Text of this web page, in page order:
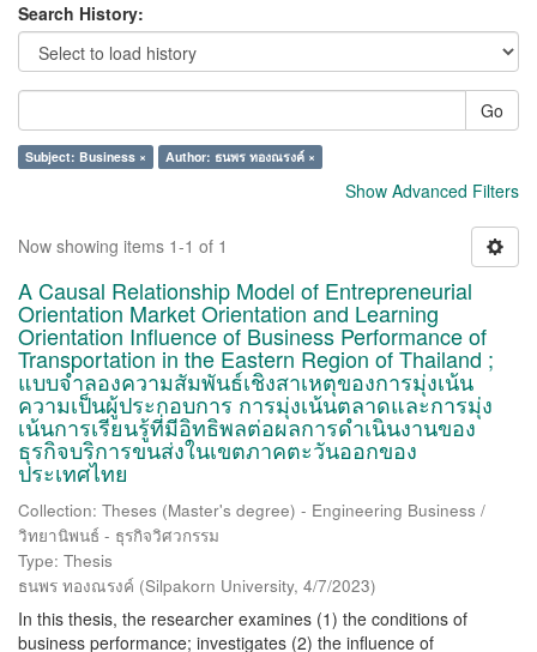
Search History:
Go
Subject: Business × Author: ธนพร ทองณรงค์ ×
Show Advanced Filters
Now showing items 1-1 of 1
A Causal Relationship Model of Entrepreneurial
Orientation Market Orientation and Learning
Orientation Influence of Business Performance of
Transportation in the Eastern Region of Thailand ;
แบบจำลองความสัมพันธ์เชิงสาเหตุของการมุ่งเน้น
ความเป็นผู้ประกอบการ การมุ่งเน้นตลาดและการมุ่ง
เน้นการเรียนรู้ที่มีอิทธิพลต่อผลการดำเนินงานของ
ธุรกิจบริการขนส่งในเขตภาคตะวันออกของ
ประเทศไทย
Collection: Theses (Master's degree) - Engineering Business /
วิทยานิพนธ์ - ธุรกิจวิศวกรรม
Type: Thesis
ธนพร ทองณรงค์ (Silpakorn University, 4/7/2023)
In this thesis, the researcher examines (1) the conditions of
business performance; investigates (2) the influence of